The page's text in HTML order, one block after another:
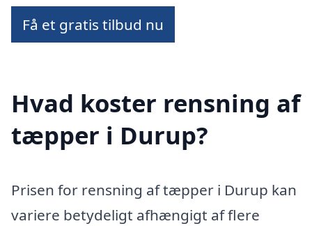
Få et gratis tilbud nu
Hvad koster rensning af
tæpper i Durup?
Prisen for rensning af tæpper i Durup kan
variere betydeligt afhængigt af flere